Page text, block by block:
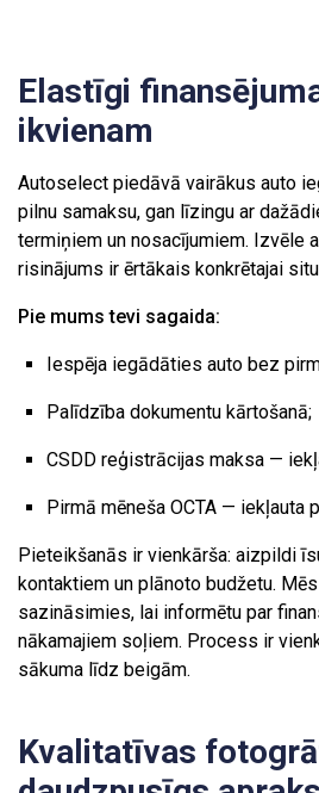
Elastīgi
ikvienam
Autoselect piedāvā vairākus auto
pilnu samaksu, gan līzingu ar
termiņiem un nosacījumiem. Izvēle
risinājums ir ērtākais konkrētajai
Pie mums tevi sagaida:
Iespēja iegādāties auto bez
Palīdzība dokumentu kārtošanā;
CSDD reģistrācijas maksa —
Pirmā mēneša OCTA — iekļauta
Pieteikšanās ir vienkārša: aizpildi
kontaktiem un plānoto budžetu.
sazināsimies, lai informētu par
nākamajiem soļiem. Process ir
sākuma līdz beigām.
Kvalitatīvas